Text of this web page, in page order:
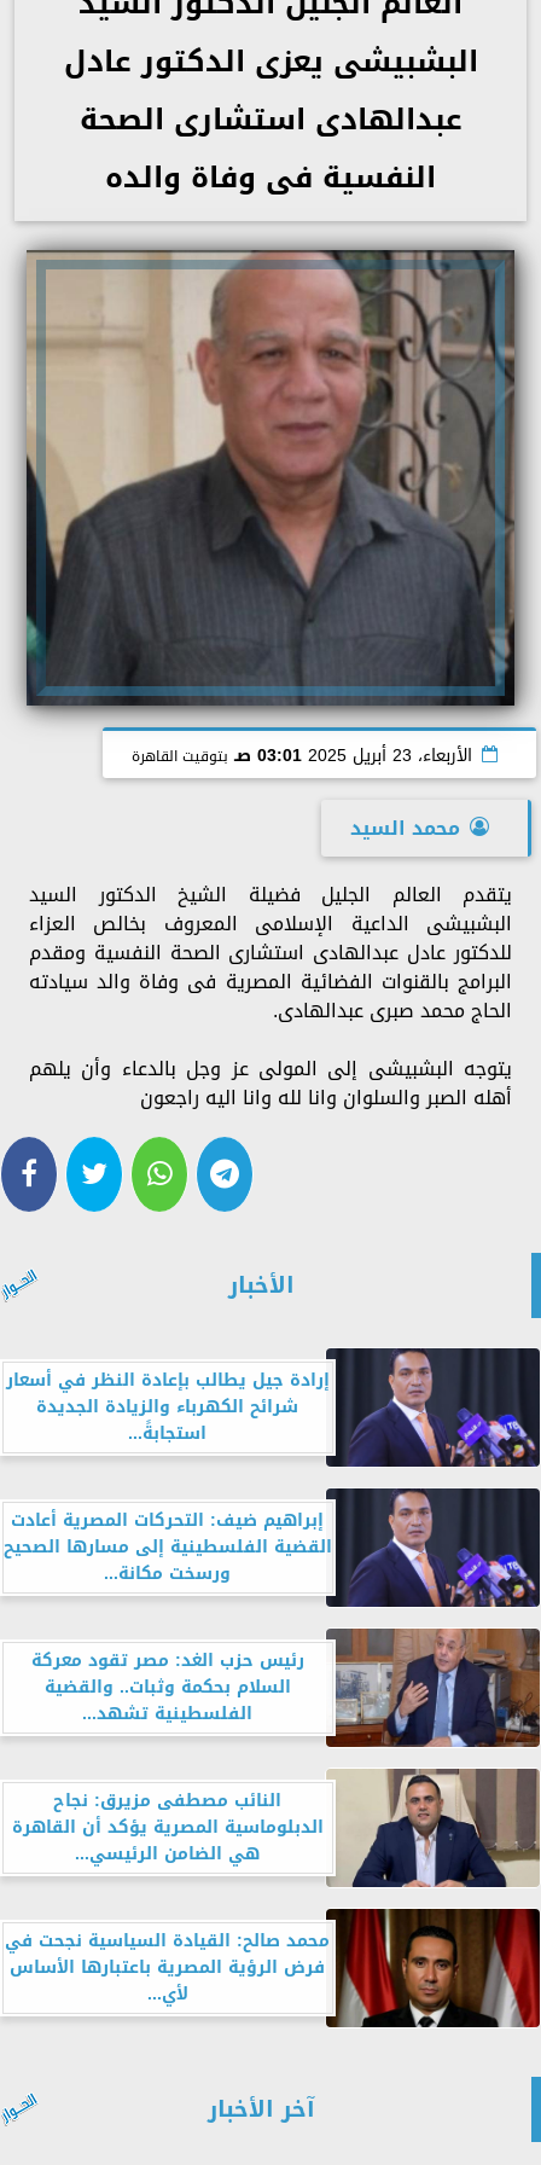
البشبيشى يعزى الدكتور عادل
عبدالهادى استشارى الصحة
النفسية فى وفاة والده
الأربعاء، 23 أبريل 2025 03:01 صـ بتوقيت القاهرة
محمد السيد
يتقدم العالم الجليل فضيلة الشيخ الدكتور السيد
البشبيشى الداعية الإسلامى المعروف بخالص العزاء
للدكتور عادل عبدالهادى استشارى الصحة النفسية ومقدم
البرامج بالقنوات الفضائية المصرية فى وفاة والد سيادته
الحاج محمد صبرى عبدالهادى.
يتوجه البشبيشى إلى المولى عز وجل بالدعاء وأن يلهم
أهله الصبر والسلوان وانا لله وانا اليه راجعون
الأخبار
إرادة جيل يطالب بإعادة النظر في أسعار
شرائح الكهرباء والزيادة الجديدة
استجابةً...
إبراهيم ضيف: التحركات المصرية أعادت
القضية الفلسطينية إلى مسارها الصحيح
ورسخت مكانة...
رئيس حزب الغد: مصر تقود معركة
السلام بحكمة وثبات.. والقضية
الفلسطينية تشهد...
النائب مصطفى مزيرق: نجاح
الدبلوماسية المصرية يؤكد أن القاهرة
هي الضامن الرئيسي...
محمد صالح: القيادة السياسية نجحت في
فرض الرؤية المصرية باعتبارها الأساس
لأي...
آخر الأخبار